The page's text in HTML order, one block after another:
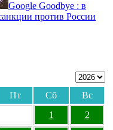
Google Goodbye : в
против России
Пт Сб
Вс
1
2